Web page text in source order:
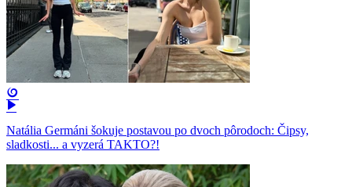
Natália Germáni šokuje postavou po dvoch pôrodoch: Čipsy,
sladkosti... a vyzerá TAKTO?!